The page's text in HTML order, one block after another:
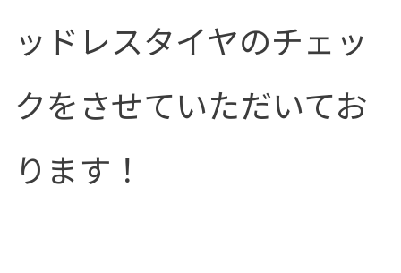
ッドレスタイヤのチェッ
クをさせていただいてお
ります！